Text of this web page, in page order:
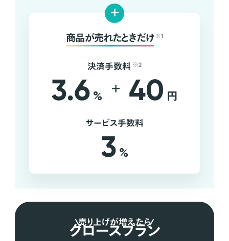
+
商品が売れたときだけ ※1
決済手数料 ※2
3.6 % + 40 円
サービス手数料
3 %
売り上げが増えたら
グロースプラン